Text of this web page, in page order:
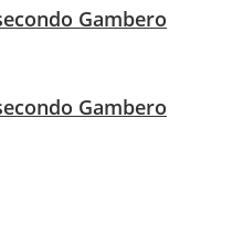
Gambero
Gambero